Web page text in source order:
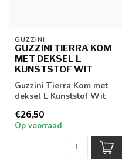
GUZZINI
GUZZINI TIERRA KOM
MET DEKSEL L
KUNSTSTOF WIT
Guzzini Tierra Kom met
deksel L Kunststof Wit
€26,50
Op voorraad